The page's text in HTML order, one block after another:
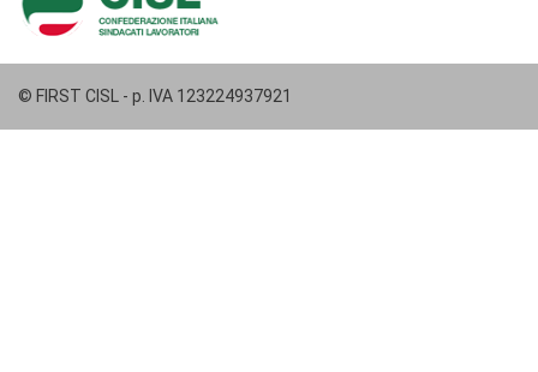
© FIRST CISL - p. IVA 123224937921